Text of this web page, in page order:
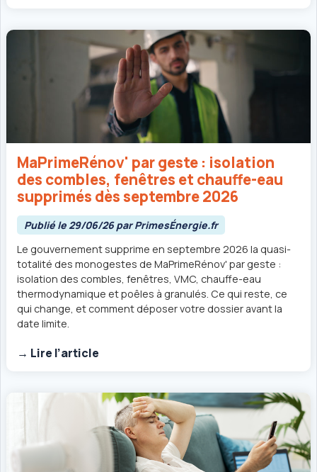
MaPrimeRénov' par geste : isolation
des combles, fenêtres et chauffe-eau
supprimés dès septembre 2026
Publié le 29/06/26 par PrimesÉnergie.fr
Le gouvernement supprime en septembre 2026 la quasi-
totalité des monogestes de MaPrimeRénov' par geste :
isolation des combles, fenêtres, VMC, chauffe-eau
thermodynamique et poêles à granulés. Ce qui reste, ce
qui change, et comment déposer votre dossier avant la
date limite.
→ Lire l’article